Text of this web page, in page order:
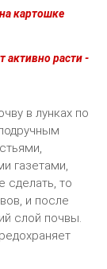
картошке
активно расти -
в лунках по
газетами,
сделать, то
и после
слой почвы.